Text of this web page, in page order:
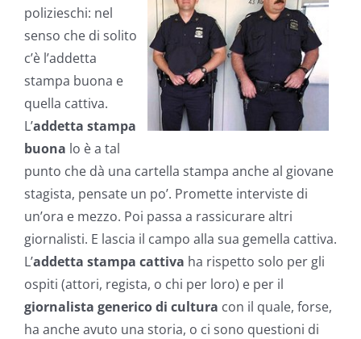
polizieschi: nel
senso che di solito
c’è l’addetta
stampa buona e
quella cattiva.
L’addetta stampa
buona lo è a tal
punto che dà una cartella stampa anche al giovane
stagista, pensate un po’. Promette interviste di
un’ora e mezzo. Poi passa a rassicurare altri
giornalisti. E lascia il campo alla sua gemella cattiva.
L’addetta stampa cattiva ha rispetto solo per gli
ospiti (attori, regista, o chi per loro) e per il
giornalista generico di cultura con il quale, forse,
ha anche avuto una storia, o ci sono questioni di